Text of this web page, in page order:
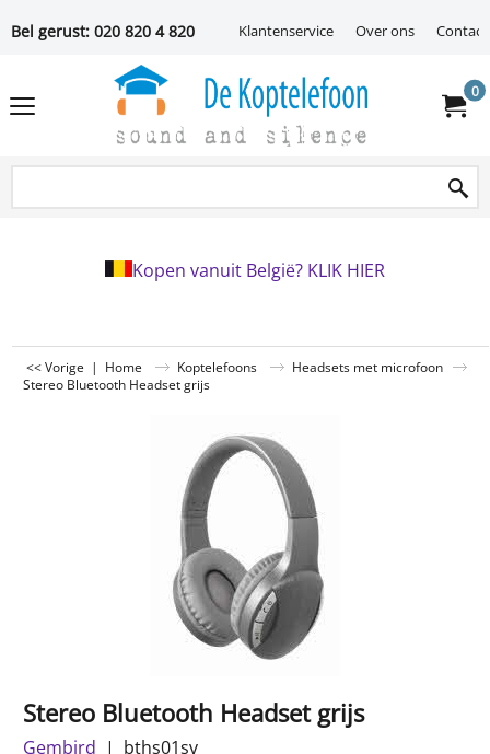
Bel gerust: 020 820 4 820 Klantenservice Over ons
0
Kopen vanuit België? KLIK HIER
<< Vorige | Home Koptelefoons
Headsets met microfoon
Stereo Bluetooth Headset grijs
Stereo Bluetooth Headset grijs
Gembird
bths01sv